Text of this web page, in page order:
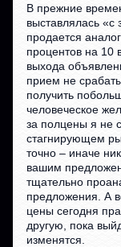
В прежние
выставлялась «с
продается
процентов на 10
выхода
прием не
получить
человеческое
за полцены я не
стагнирующем
точно – иначе
вашим
тщательно
предложения. А
цены сегодня
другую, пока
изменятся.